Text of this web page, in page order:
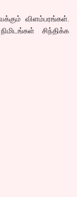
விளம்பரங்கள்.
சிந்திக்க